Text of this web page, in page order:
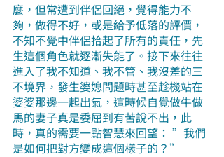
麼，但常遭到伴侶回絕，覺得能力不
夠，做得不好，或是給予低落的評價，
不知不覺中伴侶拾起了所有的責任，先
生這個角色就逐漸失能了。接下來往往
進入了我不知道、我不管、我沒差的三
不境界，發生婆媳問題時甚至趁機站在
婆婆那邊一起出氣，這時候自覺做牛做
馬的妻子真是委屈到有苦說不出，此
時，真的需要一點智慧來回望： ”我們
是如何把對方變成這個樣子的？”